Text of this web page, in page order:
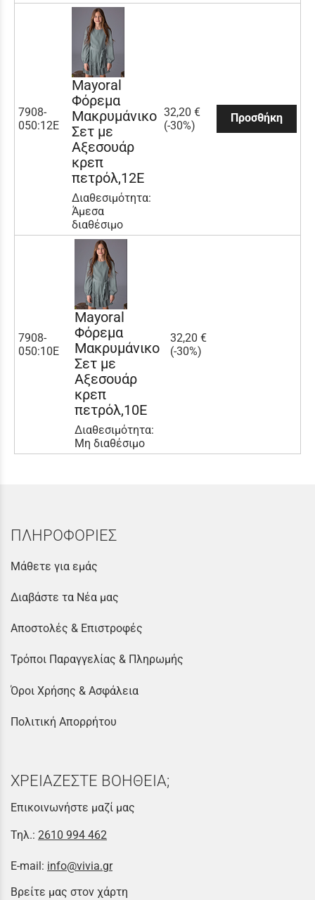
7908-
050:12Ε
Mayoral
Φόρεμα
Μακρυμάνικο
Σετ με
Αξεσουάρ
κρεπ
πετρόλ,12Ε
Διαθεσιμότητα:
Άμεσα
διαθέσιμο
32,20 €
(-30%)
Προσθήκη
7908-
050:10Ε
Mayoral
Φόρεμα
Μακρυμάνικο
Σετ με
Αξεσουάρ
κρεπ
πετρόλ,10Ε
Διαθεσιμότητα:
Μη διαθέσιμο
32,20 €
(-30%)
ΠΛΗΡΟΦΟΡΙΕΣ
Μάθετε για εμάς
Διαβάστε τα Νέα μας
Αποστολές & Επιστροφές
Τρόποι Παραγγελίας & Πληρωμής
Όροι Χρήσης & Ασφάλεια
Πολιτική Απορρήτου
ΧΡΕΙΑΖΕΣΤΕ ΒΟΗΘΕΙΑ;
Επικοινωνήστε μαζί μας
Τηλ.: 2610 994 462
E-mail: info@vivia.gr
Βρείτε μας στον χάρτη